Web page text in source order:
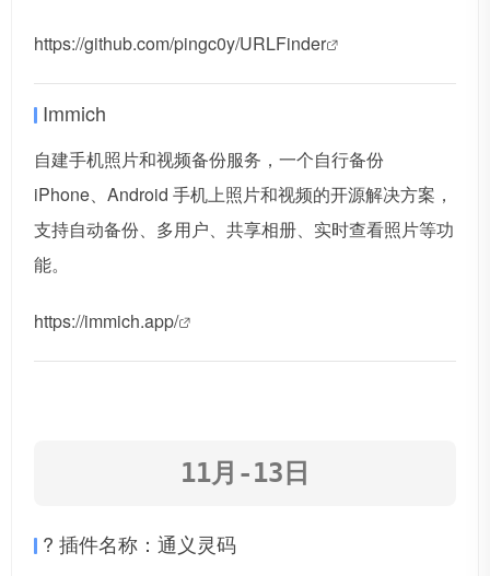
https://github.com/pingc0y/URLFinder
Immich
自建手机照片和视频备份服务，一个自行备份
iPhone、Android 手机上照片和视频的开源解决方案，
支持自动备份、多用户、共享相册、实时查看照片等功
能。
https://immich.app/
11月-13日
? 插件名称：通义灵码